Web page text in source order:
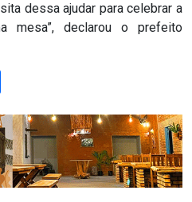
dessa ajudar para celebrar a
mesa”, declarou o prefeito